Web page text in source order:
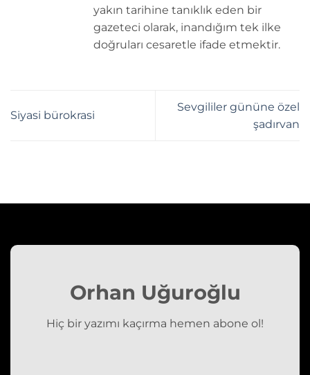
yakın tarihine tanıklık eden bir
gazeteci olarak, inandığım tek ilke
doğruları cesaretle ifade etmektir.
Siyasi bürokrasi
Sevgililer gününe özel
şadırvan
Orhan Uğuroğlu
Hiç bir yazımı kaçırma hemen abone ol!